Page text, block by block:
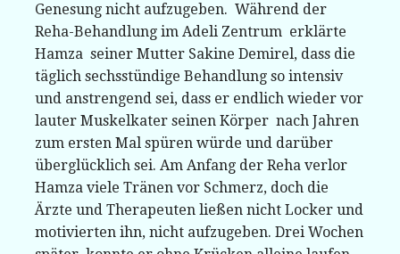
Genesung nicht aufzugeben. Während der
Reha-Behandlung im Adeli Zentrum erklärte
Hamza seiner Mutter Sakine Demirel, dass die
täglich sechsstündige Behandlung so intensiv
und anstrengend sei, dass er endlich wieder vor
lauter Muskelkater seinen Körper nach Jahren
zum ersten Mal spüren würde und darüber
überglücklich sei. Am Anfang der Reha verlor
Hamza viele Tränen vor Schmerz, doch die
Ärzte und Therapeuten ließen nicht Locker und
motivierten ihn, nicht aufzugeben. Drei Wochen